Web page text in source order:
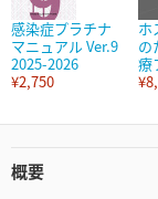
感染症プラチナ
マニュアル Ver.9
2025-2026
¥2,750
ホ
の
療
概要